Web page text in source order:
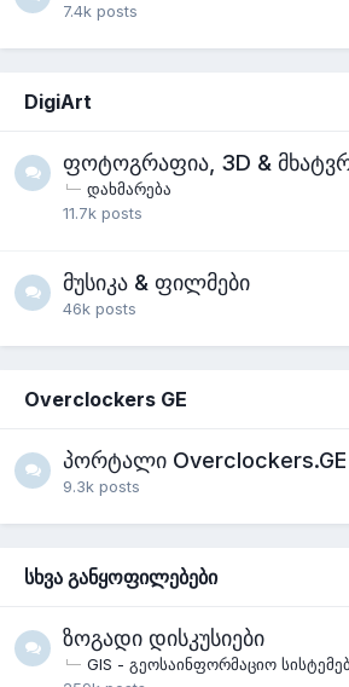
7.4k posts
DigiArt
ფოტოგრაფია, 3D &
დახმარება
11.7k posts
მუსიკა & ფილმები
46k posts
Overclockers GE
პორტალი Overclockers.GE
9.3k posts
სხვა განყოფილებები
ზოგადი დისკუსიები
GIS - გეოსაინფორმაციო